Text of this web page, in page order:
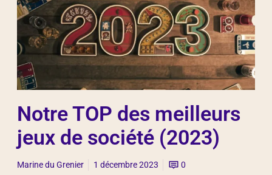
Notre TOP des meilleurs
jeux de société (2023)
Marine du Grenier 1 décembre 2023 0